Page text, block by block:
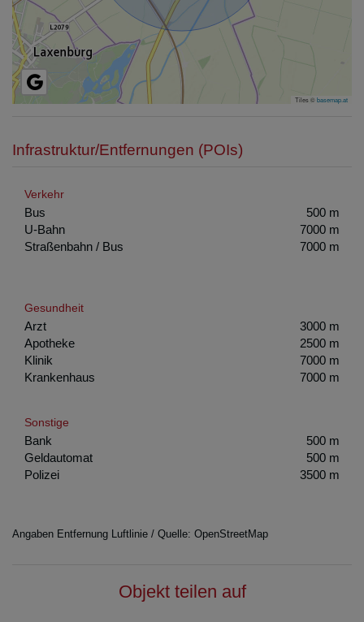
Tiles ©basemap.at
Infrastruktur/Entfernungen (POIs)
Verkehr
Bus
500 m
U-Bahn
7000 m
Straßenbahn / Bus
7000 m
Gesundheit
Arzt
3000 m
Apotheke
2500 m
Klinik
7000 m
Krankenhaus
7000 m
Sonstige
Bank
500 m
Geldautomat
500 m
Polizei
3500 m
Angaben Entfernung Luftlinie / Quelle: OpenStreetMap
Objekt teilen auf